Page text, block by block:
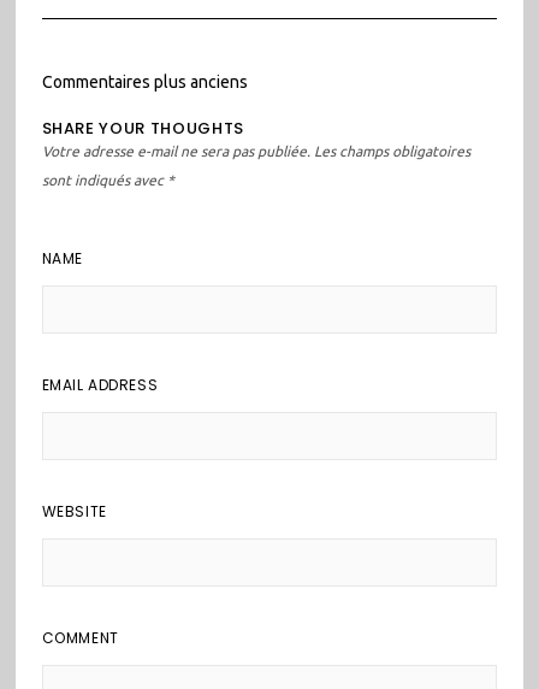
Navigation
dans
les
commentaires
Commentaires plus anciens
SHARE YOUR THOUGHTS
Votre adresse e-mail ne sera pas publiée. Les champs obligatoires
sont indiqués avec *
NAME
EMAIL ADDRESS
WEBSITE
COMMENT